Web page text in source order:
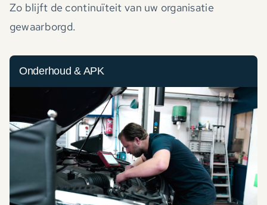
Zo blijft de continuïteit van uw organisatie
gewaarborgd.
Onderhoud & APK